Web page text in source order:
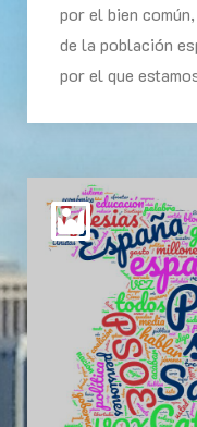
por el bien
de la población
por el que